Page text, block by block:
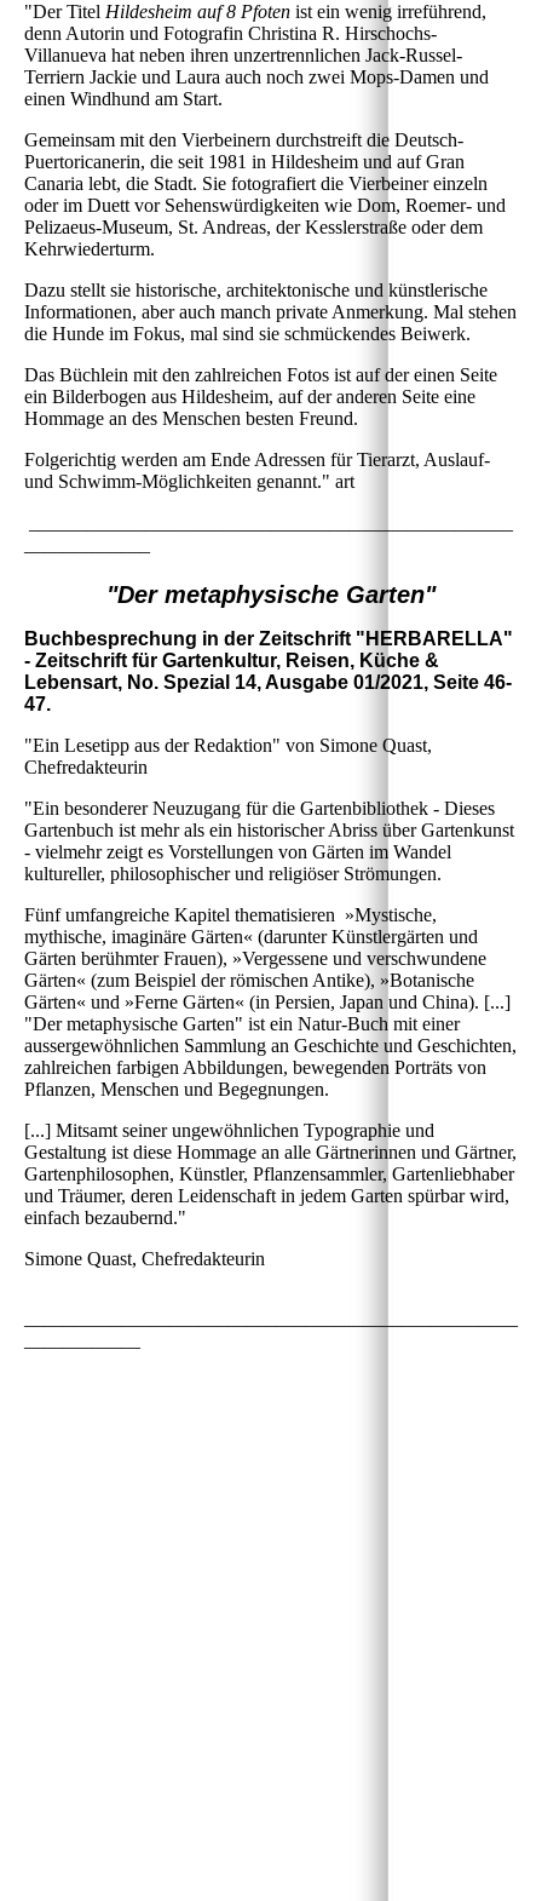
"Der Titel Hildesheim auf 8 Pfoten ist ein wenig irreführend,
denn Autorin und Fotografin Christina R. Hirschochs-
Villanueva hat neben ihren unzertrennlichen Jack-Russel-
Terriern Jackie und Laura auch noch zwei Mops-Damen und
einen Windhund am Start.
Gemeinsam mit den Vierbeinern durchstreift die Deutsch-
Puertoricanerin, die seit 1981 in Hildesheim und auf Gran
Canaria lebt, die Stadt. Sie fotografiert die Vierbeiner einzeln
oder im Duett vor Sehenswürdigkeiten wie Dom, Roemer- und
Pelizaeus-Museum, St. Andreas, der Kesslerstraße oder dem
Kehrwiederturm.
Dazu stellt sie historische, architektonische und künstlerische
Informationen, aber auch manch private Anmerkung. Mal stehen
die Hunde im Fokus, mal sind sie schmückendes Beiwerk.
Das Büchlein mit den zahlreichen Fotos ist auf der einen Seite
ein Bilderbogen aus Hildesheim, auf der anderen Seite eine
Hommage an des Menschen besten Freund.
Folgerichtig werden am Ende Adressen für Tierarzt, Auslauf-
und Schwimm-Möglichkeiten genannt." art
"Der metaphysische Garten"
Buchbesprechung in der Zeitschrift "HERBARELLA"
- Zeitschrift für Gartenkultur, Reisen, Küche &
Lebensart, No. Spezial 14, Ausgabe 01/2021, Seite 46-
47.
"Ein Lesetipp aus der Redaktion" von Simone Quast,
Chefredakteurin
"Ein besonderer Neuzugang für die Gartenbibliothek - Dieses
Gartenbuch ist mehr als ein historischer Abriss über Gartenkunst
- vielmehr zeigt es Vorstellungen von Gärten im Wandel
kultureller, philosophischer und religiöser Strömungen.
Fünf umfangreiche Kapitel thematisieren »Mystische,
mythische, imaginäre Gärten« (darunter Künstlergärten und
Gärten berühmter Frauen), »Vergessene und verschwundene
Gärten« (zum Beispiel der römischen Antike), »Botanische
Gärten« und »Ferne Gärten« (in Persien, Japan und China). [...]
"Der metaphysische Garten" ist ein Natur-Buch mit einer
aussergewöhnlichen Sammlung an Geschichte und Geschichten,
zahlreichen farbigen Abbildungen, bewegenden Porträts von
Pflanzen, Menschen und Begegnungen.
[...] Mitsamt seiner ungewöhnlichen Typographie und
Gestaltung ist diese Hommage an alle Gärtnerinnen und Gärtner,
Gartenphilosophen, Künstler, Pflanzensammler, Gartenliebhaber
und Träumer, deren Leidenschaft in jedem Garten spürbar wird,
einfach bezaubernd."
Simone Quast, Chefredakteurin